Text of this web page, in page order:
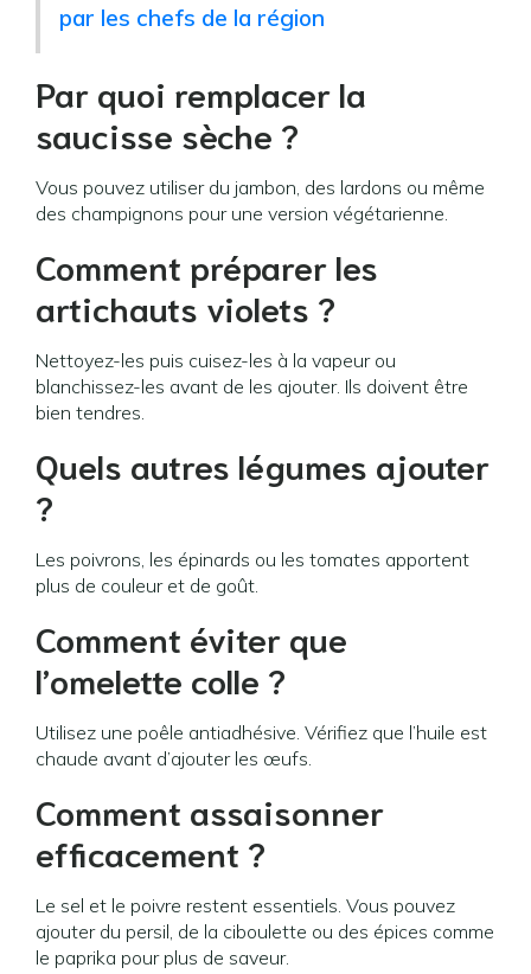
par les chefs de la région
Par quoi remplacer la
saucisse sèche ?
Vous pouvez utiliser du jambon, des lardons ou même
des champignons pour une version végétarienne.
Comment préparer les
artichauts violets ?
Nettoyez-les puis cuisez-les à la vapeur ou
blanchissez-les avant de les ajouter. Ils doivent être
bien tendres.
Quels autres légumes ajouter
?
Les poivrons, les épinards ou les tomates apportent
plus de couleur et de goût.
Comment éviter que
l’omelette colle ?
Utilisez une poêle antiadhésive. Vérifiez que l’huile est
chaude avant d’ajouter les œufs.
Comment assaisonner
efficacement ?
Le sel et le poivre restent essentiels. Vous pouvez
ajouter du persil, de la ciboulette ou des épices comme
le paprika pour plus de saveur.